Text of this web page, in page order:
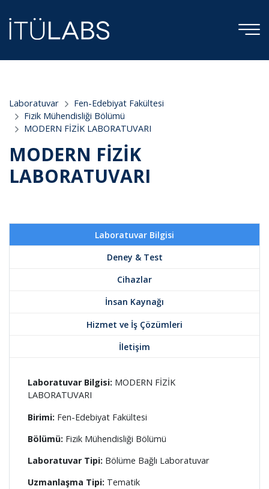
Laboratuvar
Fen-Edebiyat Fakültesi
Fizik Mühendisliği Bölümü
MODERN FİZİK LABORATUVARI
MODERN FİZİK
LABORATUVARI
Laboratuvar Bilgisi
Deney & Test
Cihazlar
İnsan Kaynağı
Hizmet ve İş Çözümleri
İletişim
Laboratuvar Bilgisi: MODERN FİZİK
LABORATUVARI
Birimi: Fen-Edebiyat Fakültesi
Bölümü: Fizik Mühendisliği Bölümü
Laboratuvar Tipi: Bölüme Bağlı Laboratuvar
Uzmanlaşma Tipi: Tematik